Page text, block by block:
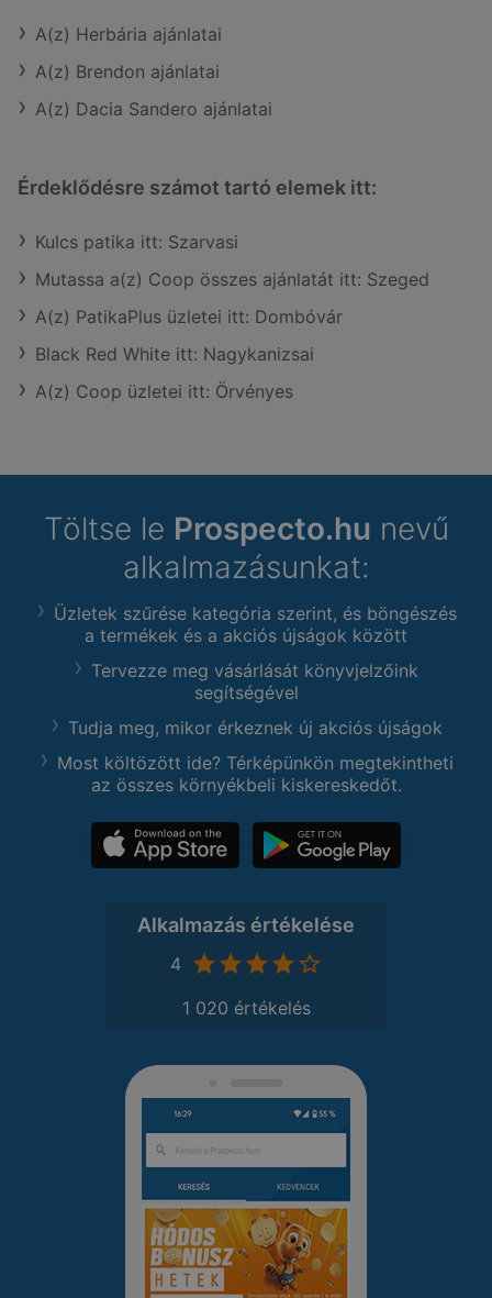
A(z) Herbária ajánlatai
A(z) Brendon ajánlatai
A(z) Dacia Sandero ajánlatai
Érdeklődésre számot tartó elemek itt:
Kulcs patika itt: Szarvasi
Mutassa a(z) Coop összes ajánlatát itt: Szeged
A(z) PatikaPlus üzletei itt: Dombóvár
Black Red White itt: Nagykanizsai
A(z) Coop üzletei itt: Örvényes
Töltse le Prospecto.hu nevű
alkalmazásunkat:
Üzletek szűrése kategória szerint, és böngészés
a termékek és a akciós újságok között
Tervezze meg vásárlását könyvjelzőink
segítségével
Tudja meg, mikor érkeznek új akciós újságok
Most költözött ide? Térképünkön megtekintheti
az összes környékbeli kiskereskedőt.
Alkalmazás értékelése
4
1 020 értékelés